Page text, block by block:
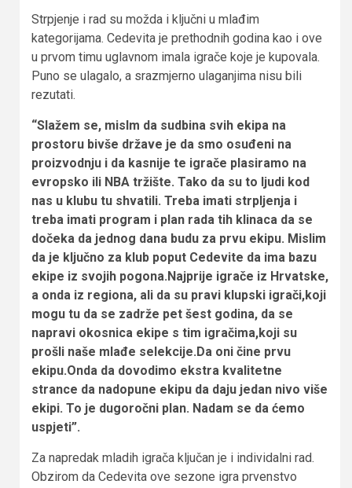
Strpjenje i rad su možda i ključni u mlađim
kategorijama. Cedevita je prethodnih godina kao i ove
u prvom timu uglavnom imala igrače koje je kupovala.
Puno se ulagalo, a srazmjerno ulaganjima nisu bili
rezutati.
“Slažem se, mislm da sudbina svih ekipa na
prostoru bivše države je da smo osuđeni na
proizvodnju i da kasnije te igrače plasiramo na
evropsko ili NBA tržište. Tako da su to ljudi kod
nas u klubu tu shvatili. Treba imati strpljenja i
treba imati program i plan rada tih klinaca da se
dočeka da jednog dana budu za prvu ekipu. Mislim
da je ključno za klub poput Cedevite da ima bazu
ekipe iz svojih pogona.Najprije igrače iz Hrvatske,
a onda iz regiona, ali da su pravi klupski igrači,koji
mogu tu da se zadrže pet šest godina, da se
napravi okosnica ekipe s tim igračima,koji su
prošli naše mlađe selekcije.Da oni čine prvu
ekipu.Onda da dovodimo ekstra kvalitetne
strance da nadopune ekipu da daju jedan nivo više
ekipi. To je dugoročni plan. Nadam se da ćemo
uspjeti”.
Za napredak mladih igrača ključan je i individalni rad.
Obzirom da Cedevita ove sezone igra prvenstvo